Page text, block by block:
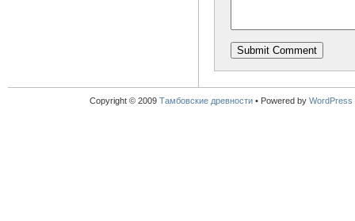
Copyright © 2009 Тамбовские древности • Powered by WordPress